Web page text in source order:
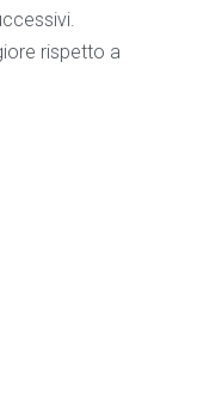
rispetto a